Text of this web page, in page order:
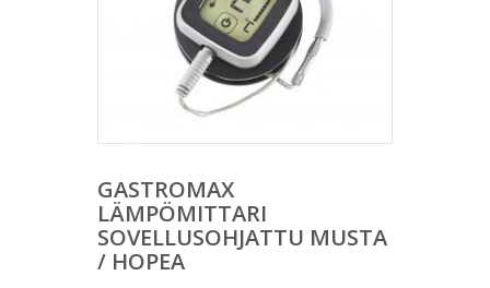
GASTROMAX
LÄMPÖMITTARI
SOVELLUSOHJATTU MUSTA
/ HOPEA